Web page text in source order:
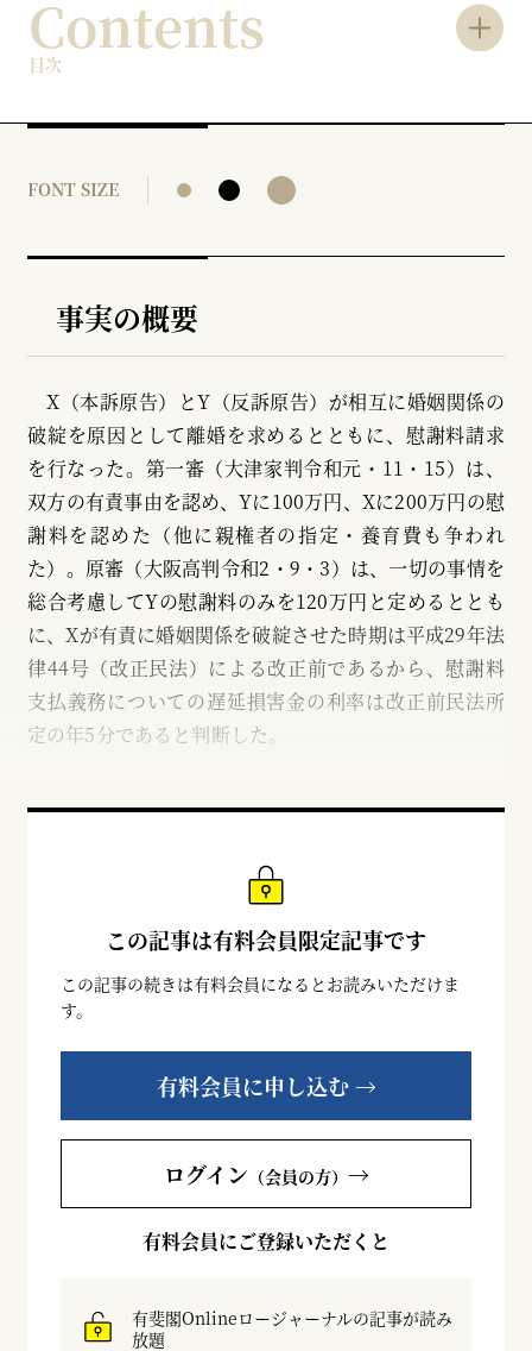
Contents
目次
FONT SIZE
事実の概要
X（本訴原告）とY（反訴原告）が相互に婚姻関係の
破綻を原因として離婚を求めるとともに、慰謝料請求
を行なった。第一審（大津家判令和元・11・15）は、
双方の有責事由を認め、Yに100万円、Xに200万円の慰
謝料を認めた（他に親権者の指定・養育費も争われ
た）。原審（大阪高判令和2・9・3）は、一切の事情を
総合考慮してYの慰謝料のみを120万円と定めるととも
に、Xが有責に婚姻関係を破綻させた時期は平成29年法
律44号（改正民法）による改正前であるから、慰謝料
支払義務についての遅延損害金の利率は改正前民法所
定の年5分であると判断した。
この記事は有料会員限定記事です
この記事の続きは有料会員になるとお読みいただけま
す。
有料会員に申し込む →
ログイン （会員の方） →
有料会員にご登録いただくと
有斐閣Onlineロージャーナルの記事が読み
放題